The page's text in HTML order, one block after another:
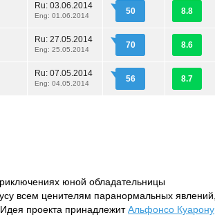
Ru: 03.06.2014
Eng: 01.06.2014 50 8.8
Ru: 27.05.2014
Eng: 25.05.2014 70 8.6
Ru: 07.05.2014
Eng: 04.05.2014 56 8.7
юной обладательницы
всем ценителям паранормальных явлений,
проекта принадлежитАльфонсо Куарону